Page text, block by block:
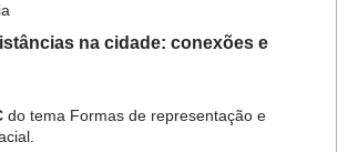
na cidade: conexões e
do tema Formas de representação e